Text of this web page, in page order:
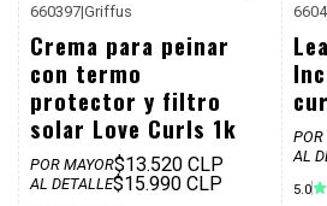
660397|Griffus
Crema para peinar
con termo
protector y filtro
solar Love Curls 1k
POR MAYOR$13.520 CLP
AL DETALLE$15.990 CLP
POR
AL
5.0